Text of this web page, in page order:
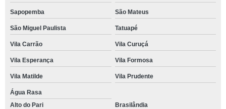
Sapopemba São Mateus
São Miguel Paulista Tatuapé
Vila Carrão Vila Curuçá
Vila Esperança Vila Formosa
Vila Matilde Vila Prudente
Água Rasa
Alto do Pari
Brasilândia